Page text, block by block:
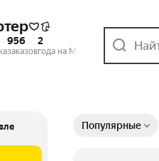
956
заказов
2
года на Маркете
Популярные